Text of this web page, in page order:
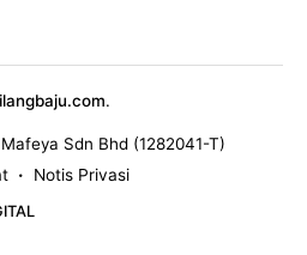
.
Sdn Bhd (1282041-T)
• Notis Privasi